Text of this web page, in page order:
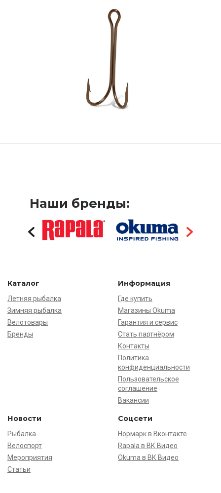
Наши бренды:
Каталог
Летняя рыбалка
Зимняя рыбалка
Велотовары
Бренды
Информация
Где купить
Магазины Okuma
Гарантия и сервис
Стать партнёром
Контакты
Политика
конфиденциальности
Пользовательское
соглашение
Вакансии
Новости
Рыбалка
Велоспорт
Мероприятия
Статьи
Соцсети
Нормарк в Вконтакте
Rapala в ВК Видео
Okuma в ВК Видео